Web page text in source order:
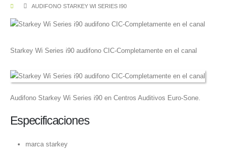
AUDIFONO STARKEY WI SERIES I90
Starkey Wi Series i90 audifono CIC-Completamente en el canal
Audifono Starkey Wi Series i90 en Centros Auditivos Euro-Sone.
Especificaciones
marca starkey